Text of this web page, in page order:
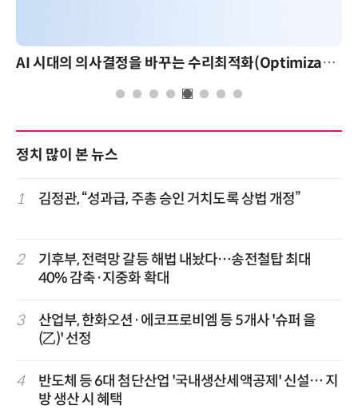
AI 시대의 의사결정을 바꾸는 수리최적화(Optimization): 실제 산업 적용 사례와 활용 전략
정치 많이 본 뉴스
1 김정관, “성과급, 주총 승인 거치도록 상법 개정”
2
기후부, 전력망 갈등 해법 내놨다…송전철탑 최대
40% 감축·지중화 확대
3
산업부, 한화오션·에코프로비엠 등 5개사 '슈퍼 을
(乙)' 선정
4
반도체 등 6대 첨단산업 '국내생산세액공제' 신설… 지
방 생산 시 혜택